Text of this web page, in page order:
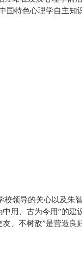
国特色心理学自主知
校领导的关心以及朱
用、古为今用”的建
、不树敌”是营造良